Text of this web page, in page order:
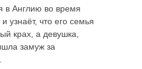
в Англию во время
узнаёт, что его семья
крах, а девушка,
замуж за